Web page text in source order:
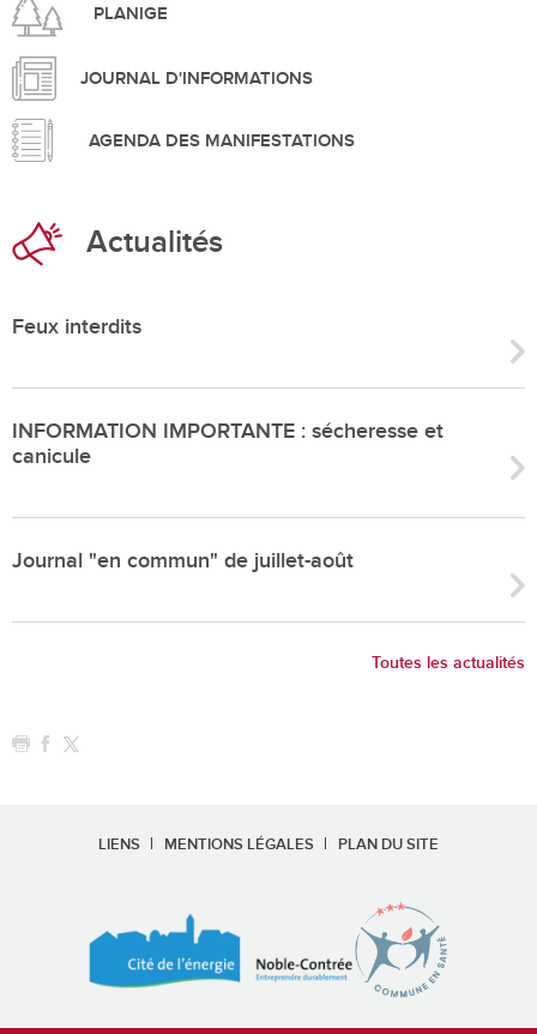
PLANIGE
JOURNAL D'INFORMATIONS
AGENDA DES MANIFESTATIONS
Actualités
Feux interdits
INFORMATION IMPORTANTE : sécheresse et
canicule
Journal "en commun" de juillet-août
Toutes les actualités
LIENS MENTIONS LÉGALES PLAN DU SITE